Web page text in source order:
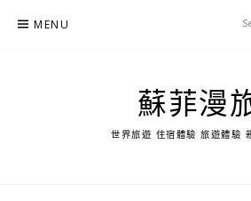
MENU
蘇菲漫
世界旅遊 住宿體驗 旅遊體驗